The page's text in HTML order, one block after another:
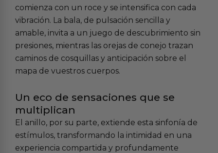
comienza con un roce y se intensifica con cada
vibración. La bala, de pulsación sencilla y
amable, invita a un juego de descubrimiento sin
presiones, mientras las orejas de conejo trazan
caminos de cosquillas y anticipación sobre el
mapa de vuestros cuerpos.
Un eco de sensaciones que se
multiplican
El anillo, por su parte, extiende esta sinfonía de
estímulos, transformando la intimidad en una
experiencia compartida y profundamente